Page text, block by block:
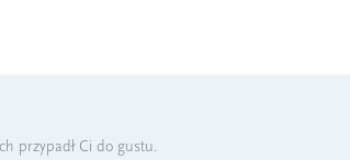
przypadł Ci do gustu.